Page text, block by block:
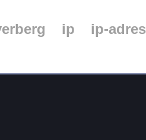
ip
ip-adres